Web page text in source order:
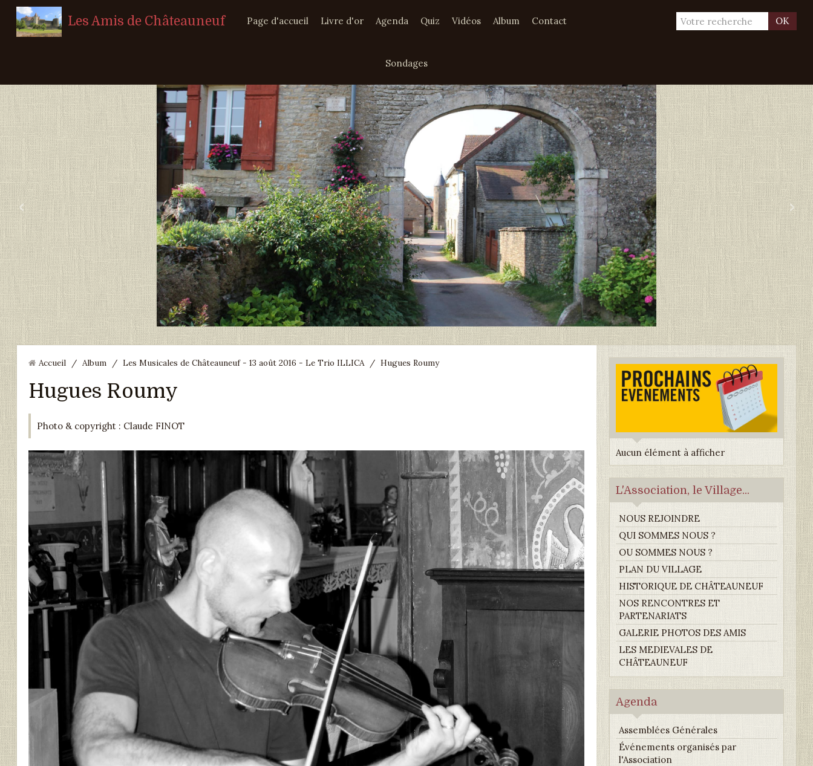
Les Amis de Châteauneuf OK
Page d'accueil Livre d'or Agenda Quiz Vidéos Album Contact
Sondages
‹ ›
Accueil / Album / Les Musicales de Châteauneuf - 13 août 2016 - Le Trio ILLICA / Hugues Roumy
Hugues Roumy
Photo & copyright : Claude FINOT
Aucun élément à afficher
L'Association, le Village...
NOUS REJOINDRE
QUI SOMMES NOUS ?
OU SOMMES NOUS ?
PLAN DU VILLAGE
HISTORIQUE DE CHÂTEAUNEUF
NOS RENCONTRES ET
PARTENARIATS
GALERIE PHOTOS DES AMIS
LES MEDIEVALES DE
CHÂTEAUNEUF
Agenda
Assemblées Générales
Événements organisés par
l'Association